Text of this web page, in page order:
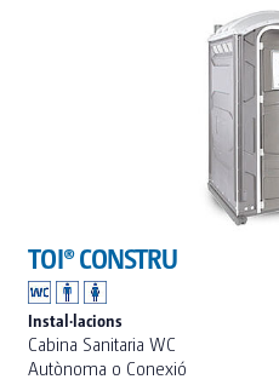
TOI® CONSTRU
Instal·lacions
Cabina Sanitaria WC
Autònoma o Conexió